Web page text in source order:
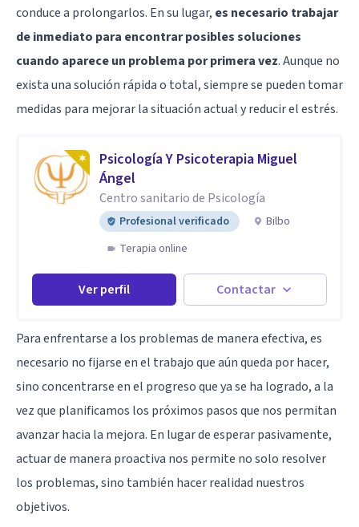
conduce a prolongarlos. En su lugar, es necesario trabajar
de inmediato para encontrar posibles soluciones
cuando aparece un problema por primera vez. Aunque no
exista una solución rápida o total, siempre se pueden tomar
medidas para mejorar la situación actual y reducir el estrés.
Psicología Y Psicoterapia Miguel
Ángel
Centro sanitario de Psicología
Profesional verificado
Bilbo
Terapia online
Ver perfil Contactar
Para enfrentarse a los problemas de manera efectiva, es
necesario no fijarse en el trabajo que aún queda por hacer,
sino concentrarse en el progreso que ya se ha logrado, a la
vez que planificamos los próximos pasos que nos permitan
avanzar hacia la mejora. En lugar de esperar pasivamente,
actuar de manera proactiva nos permite no solo resolver
los problemas, sino también hacer realidad nuestros
objetivos.